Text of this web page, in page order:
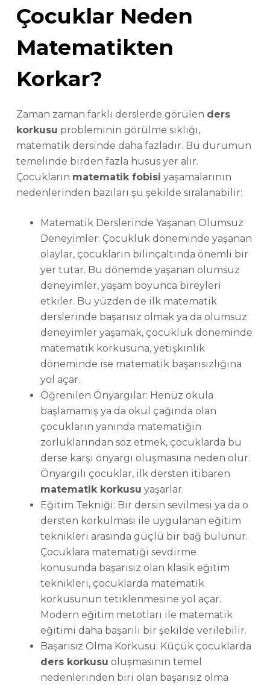
Çocuklar Neden
Matematikten
Korkar?
Zaman zaman farklı derslerde görülen ders
korkusu probleminin görülme sıklığı,
matematik dersinde daha fazladır. Bu durumun
temelinde birden fazla husus yer alır.
Çocukların matematik fobisi yaşamalarının
nedenlerinden bazıları şu şekilde sıralanabilir:
Matematik Derslerinde Yaşanan Olumsuz
Deneyimler: Çocukluk döneminde yaşanan
olaylar, çocukların bilinçaltında önemli bir
yer tutar. Bu dönemde yaşanan olumsuz
deneyimler, yaşam boyunca bireyleri
etkiler. Bu yüzden de ilk matematik
derslerinde başarısız olmak ya da olumsuz
deneyimler yaşamak, çocukluk döneminde
matematik korkusuna, yetişkinlik
döneminde ise matematik başarısızlığına
yol açar.
Öğrenilen Önyargılar: Henüz okula
başlamamış ya da okul çağında olan
çocukların yanında matematiğin
zorluklarından söz etmek, çocuklarda bu
derse karşı önyargı oluşmasına neden olur.
Önyargılı çocuklar, ilk dersten itibaren
matematik korkusu yaşarlar.
Eğitim Tekniği: Bir dersin sevilmesi ya da o
dersten korkulması ile uygulanan eğitim
teknikleri arasında güçlü bir bağ bulunur.
Çocuklara matematiği sevdirme
konusunda başarısız olan klasik eğitim
teknikleri, çocuklarda matematik
korkusunun tetiklenmesine yol açar.
Modern eğitim metotları ile matematik
eğitimi daha başarılı bir şekilde verilebilir.
Başarısız Olma Korkusu: Küçük çocuklarda
ders korkusu oluşmasının temel
nedenlerinden biri olan başarısız olma